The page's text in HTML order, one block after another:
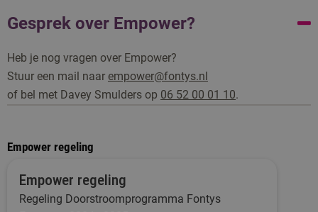
Gesprek over Empower?
Heb je nog vragen over Empower?
Stuur een mail naar empower@fontys.nl
of bel met Davey Smulders op 06 52 00 01 10.
Empower regeling
Empower regeling
Regeling Doorstroomprogramma Fontys